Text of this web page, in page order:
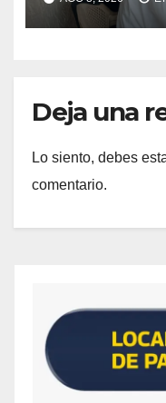
Aragua
Deja una
Lo siento, debes
comentario.